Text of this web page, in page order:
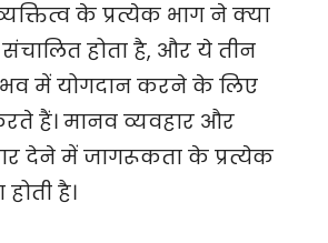
के प्रत्येक भाग ने क्या
होता है, और ये तीन
में योगदान करने के लिए
हैं। मानव व्यवहार और
देने में जागरूकता के प्रत्येक
है।